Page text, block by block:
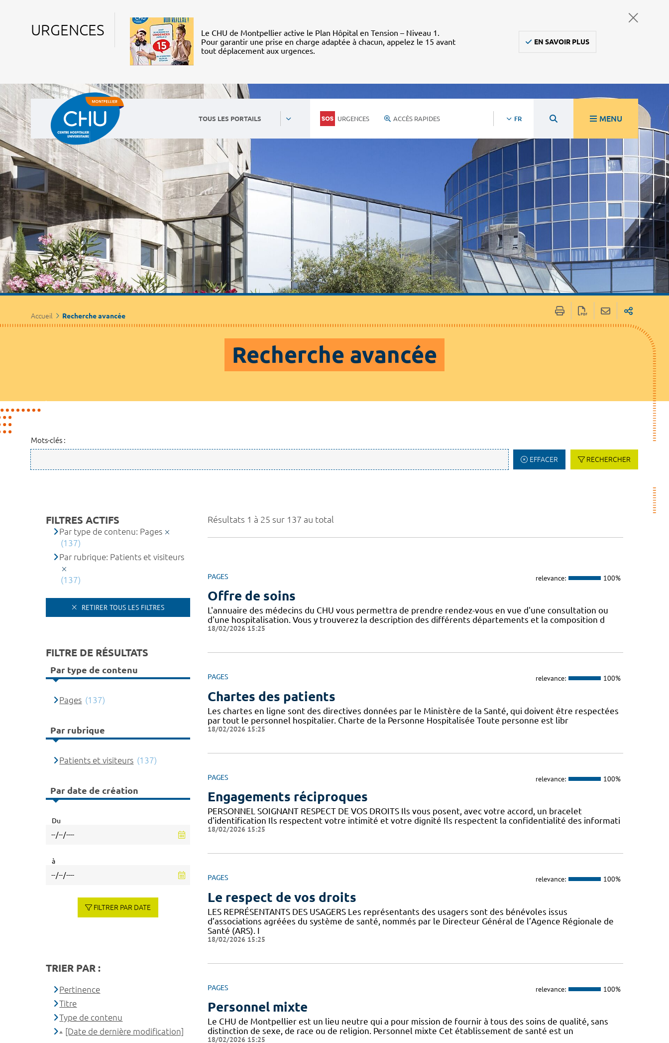
URGENCES
Le CHU de Montpellier active le Plan Hôpital en Tension – Niveau 1.
Pour garantir une prise en charge adaptée à chacun, appelez le 15 avant
tout déplacement aux urgences.
EN SAVOIR PLUS
TOUS LES PORTAILS URGENCES ACCÈS RAPIDES FR MENU
Accueil Recherche avancée
Recherche avancée
Mots-clés :
EFFACER RECHERCHER
Résultats 1 à 25 sur 137 au total
PAGES relevance: 100%
Offre de soins
L'annuaire des médecins du CHU vous permettra de prendre rendez-vous en vue d'une consultation ou
d'une hospitalisation. Vous y trouverez la description des différents départements et la composition d
18/02/2026 15:25
PAGES relevance: 100%
Chartes des patients
Les chartes en ligne sont des directives données par le Ministère de la Santé, qui doivent être respectées
par tout le personnel hospitalier. Charte de la Personne Hospitalisée Toute personne est libr
18/02/2026 15:25
PAGES relevance: 100%
Engagements réciproques
PERSONNEL SOIGNANT RESPECT DE VOS DROITS Ils vous posent, avec votre accord, un bracelet
d'identification Ils respectent votre intimité et votre dignité Ils respectent la confidentialité des informati
18/02/2026 15:25
PAGES relevance: 100%
Le respect de vos droits
LES REPRÉSENTANTS DES USAGERS Les représentants des usagers sont des bénévoles issus
d’associations agréées du système de santé, nommés par le Directeur Général de l’Agence Régionale de
Santé (ARS). I
18/02/2026 15:25
PAGES relevance: 100%
Personnel mixte
Le CHU de Montpellier est un lieu neutre qui a pour mission de fournir à tous des soins de qualité, sans
distinction de sexe, de race ou de religion. Personnel mixte Cet établissement de santé est un
18/02/2026 15:25
FILTRES ACTIFS
Par type de contenu: Pages
(137)
Par rubrique: Patients et visiteurs
(137)
RETIRER TOUS LES FILTRES
FILTRE DE RÉSULTATS
Par type de contenu
Pages (137)
Par rubrique
Patients et visiteurs (137)
Par date de création
Du
à
FILTRER PAR DATE
TRIER PAR :
Pertinence
Titre
Type de contenu
[Date de dernière modification]